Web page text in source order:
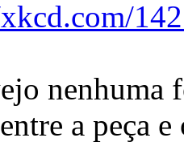
nenhuma
a peça